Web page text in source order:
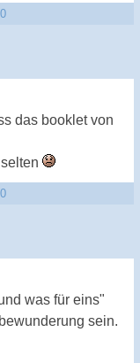
0
das booklet von
0
was für eins"
sein.